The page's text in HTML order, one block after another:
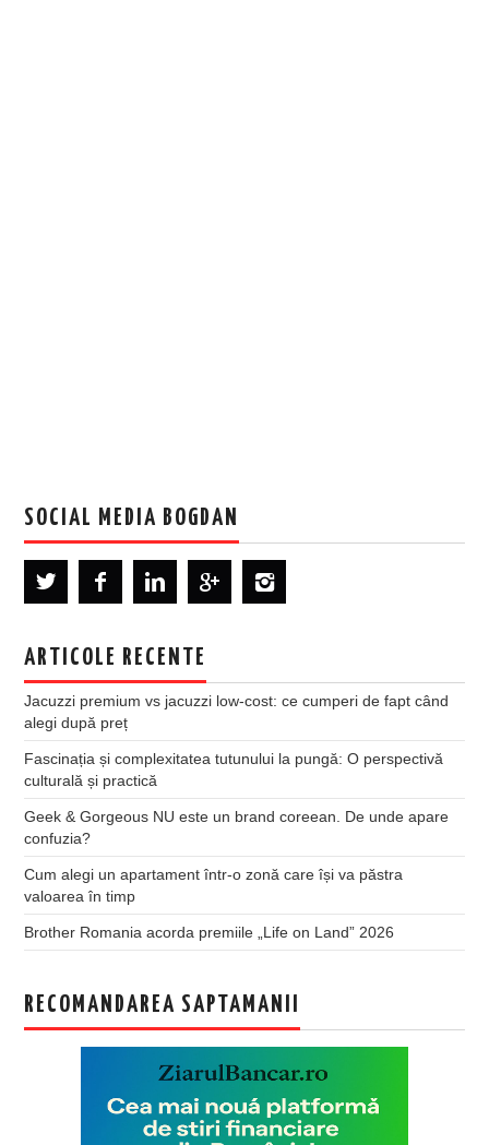
SOCIAL MEDIA BOGDAN
ARTICOLE RECENTE
Jacuzzi premium vs jacuzzi low-cost: ce cumperi de fapt când
alegi după preț
Fascinația și complexitatea tutunului la pungă: O perspectivă
culturală și practică
Geek & Gorgeous NU este un brand coreean. De unde apare
confuzia?
Cum alegi un apartament într-o zonă care își va păstra
valoarea în timp
Brother Romania acorda premiile „Life on Land” 2026
RECOMANDAREA SAPTAMANII